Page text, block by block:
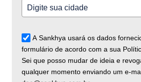
A Sankhya usará os dados
formulário de acordo com a sua
Sei que posso mudar de ideia e
qualquer momento enviando um e-